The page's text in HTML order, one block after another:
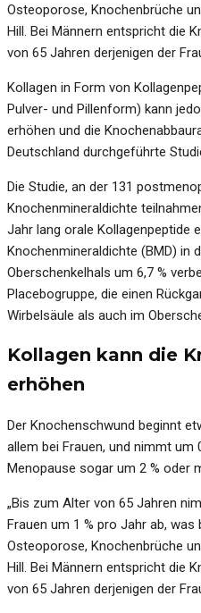
Osteoporose, Knochenbrüche
Hill. Bei Männern entspricht die
von 65 Jahren derjenigen der
Kollagen in Form von
Pulver- und Pillenform) kann
erhöhen und die
Deutschland durchgeführte
Die Studie, an der 131
Knochenmineraldichte
Jahr lang orale Kollagenpeptide
Knochenmineraldichte (BMD) in
Oberschenkelhals um 6,7 %
Placebogruppe, die einen
Wirbelsäule als auch im
Kollagen kann die
erhöhen
Der Knochenschwund beginnt
allem bei Frauen, und nimmt um
Menopause sogar um 2 % oder
„Bis zum Alter von 65 Jahren
Frauen um 1 % pro Jahr ab,
Osteoporose, Knochenbrüche
Hill. Bei Männern entspricht die
von 65 Jahren derjenigen der